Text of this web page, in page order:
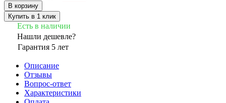
В корзину
Купить в 1 клик
Есть в наличии
Нашли дешевле?
Гарантия 5 лет
Описание
Отзывы
Вопрос-ответ
Характеристики